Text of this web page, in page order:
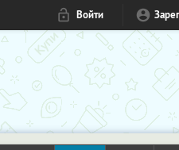
Войти